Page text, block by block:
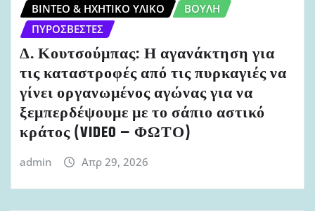
ΒΊΝΤΕΟ & ΗΧΗΤΙΚΌ ΥΛΙΚΌ
ΒΟΥΛΉ
ΠΥΡΟΣΒΈΣΤΕΣ
Δ. Κουτσούμπας: Η αγανάκτηση για
τις καταστροφές από τις πυρκαγιές να
γίνει οργανωμένος αγώνας για να
ξεμπερδέψουμε με το σάπιο αστικό
κράτος (VIDEO – ΦΩΤΟ)
admin Απρ 29, 2026